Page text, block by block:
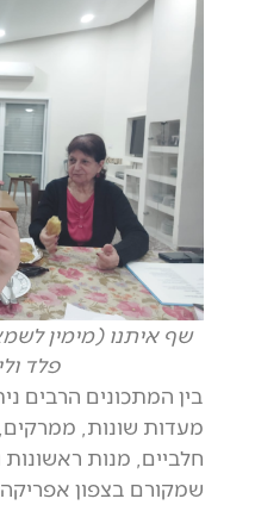
שף איתנו (מימין
פלד
בין המתכונים הרבים
מעדות שונות,
חלביים, מנות ראשונות
שמקורם בצפון